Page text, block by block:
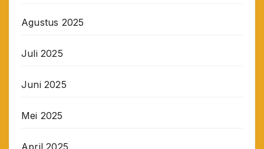
Agustus 2025
Juli 2025
Juni 2025
Mei 2025